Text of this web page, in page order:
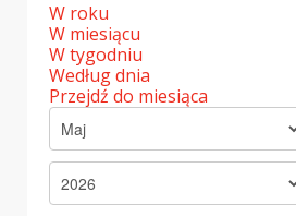
W roku
W miesiącu
W tygodniu
Według dnia
Przejdź do miesiąca